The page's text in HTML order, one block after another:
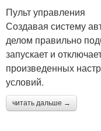
Пульт управления
Создавая систему
делом правильно
запускает и
произведенных
условий.
читать дальше →